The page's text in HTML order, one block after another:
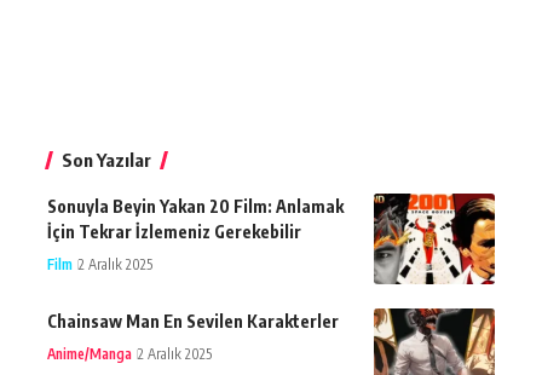
Son Yazılar
Sonuyla Beyin Yakan 20 Film: Anlamak
İçin Tekrar İzlemeniz Gerekebilir
Film 2 Aralık 2025
Chainsaw Man En Sevilen Karakterler
Anime/Manga 2 Aralık 2025